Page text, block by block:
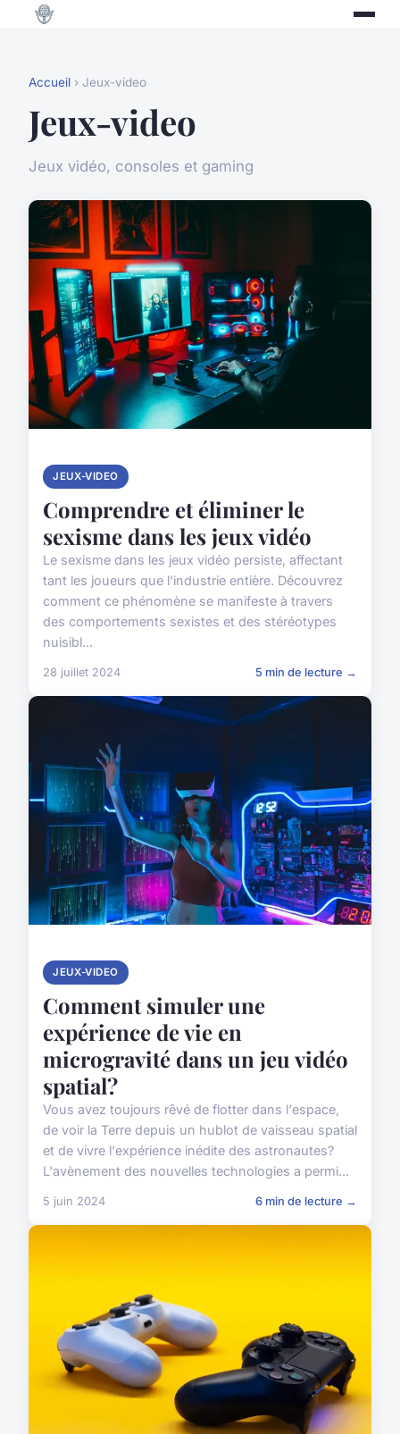
Accueil › Jeux-video
Jeux-video
Jeux vidéo, consoles et gaming
JEUX-VIDEO
Comprendre et éliminer le
sexisme dans les jeux vidéo
Le sexisme dans les jeux vidéo persiste, affectant
tant les joueurs que l'industrie entière. Découvrez
comment ce phénomène se manifeste à travers
des comportements sexistes et des stéréotypes
nuisibl...
28 juillet 2024 5 min de lecture →
JEUX-VIDEO
Comment simuler une
expérience de vie en
microgravité dans un jeu vidéo
spatial?
Vous avez toujours rêvé de flotter dans l'espace,
de voir la Terre depuis un hublot de vaisseau spatial
et de vivre l'expérience inédite des astronautes?
L'avènement des nouvelles technologies a permi...
5 juin 2024 6 min de lecture →